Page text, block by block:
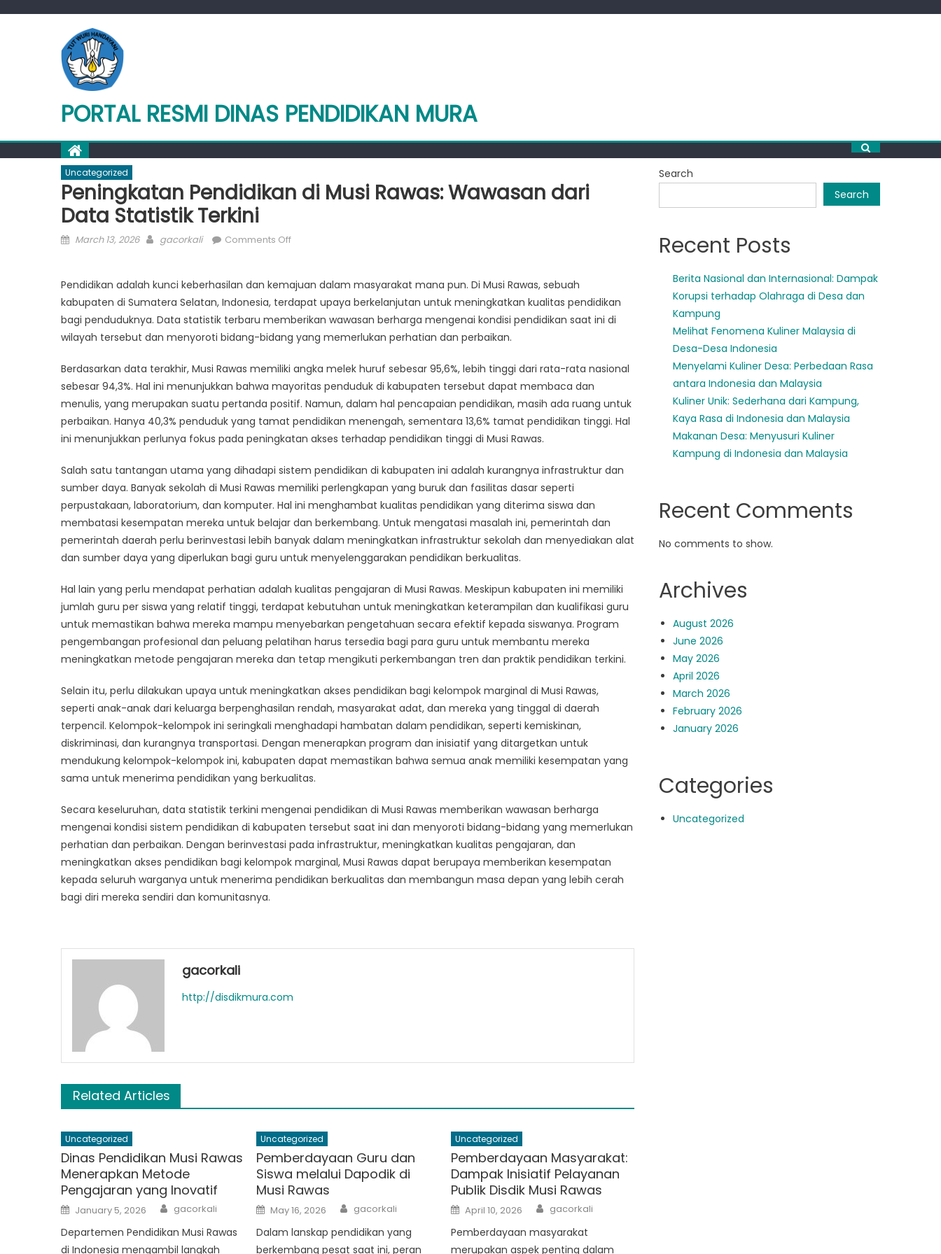
PORTAL RESMI DINAS PENDIDIKAN MURA
Uncategorized
Peningkatan Pendidikan di Musi Rawas: Wawasan dari
Data Statistik Terkini
Posted
March 13, 2026 Author
gacorkali Comments Offon
di
Musi
Rawas:
Wawasan
Data
Statistik
Terkini
Pendidikan adalah kunci keberhasilan dan kemajuan dalam masyarakat mana pun. Di Musi Rawas, sebuah
kabupaten di Sumatera Selatan, Indonesia, terdapat upaya berkelanjutan untuk meningkatkan kualitas pendidikan
bagi penduduknya. Data statistik terbaru memberikan wawasan berharga mengenai kondisi pendidikan saat ini di
wilayah tersebut dan menyoroti bidang-bidang yang memerlukan perhatian dan perbaikan.
Berdasarkan data terakhir, Musi Rawas memiliki angka melek huruf sebesar 95,6%, lebih tinggi dari rata-rata nasional
sebesar 94,3%. Hal ini menunjukkan bahwa mayoritas penduduk di kabupaten tersebut dapat membaca dan
menulis, yang merupakan suatu pertanda positif. Namun, dalam hal pencapaian pendidikan, masih ada ruang untuk
perbaikan. Hanya 40,3% penduduk yang tamat pendidikan menengah, sementara 13,6% tamat pendidikan tinggi. Hal
ini menunjukkan perlunya fokus pada peningkatan akses terhadap pendidikan tinggi di Musi Rawas.
Salah satu tantangan utama yang dihadapi sistem pendidikan di kabupaten ini adalah kurangnya infrastruktur dan
sumber daya. Banyak sekolah di Musi Rawas memiliki perlengkapan yang buruk dan fasilitas dasar seperti
perpustakaan, laboratorium, dan komputer. Hal ini menghambat kualitas pendidikan yang diterima siswa dan
membatasi kesempatan mereka untuk belajar dan berkembang. Untuk mengatasi masalah ini, pemerintah dan
pemerintah daerah perlu berinvestasi lebih banyak dalam meningkatkan infrastruktur sekolah dan menyediakan alat
dan sumber daya yang diperlukan bagi guru untuk menyelenggarakan pendidikan berkualitas.
Hal lain yang perlu mendapat perhatian adalah kualitas pengajaran di Musi Rawas. Meskipun kabupaten ini memiliki
jumlah guru per siswa yang relatif tinggi, terdapat kebutuhan untuk meningkatkan keterampilan dan kualifikasi guru
untuk memastikan bahwa mereka mampu menyebarkan pengetahuan secara efektif kepada siswanya. Program
pengembangan profesional dan peluang pelatihan harus tersedia bagi para guru untuk membantu mereka
meningkatkan metode pengajaran mereka dan tetap mengikuti perkembangan tren dan praktik pendidikan terkini.
Selain itu, perlu dilakukan upaya untuk meningkatkan akses pendidikan bagi kelompok marginal di Musi Rawas,
seperti anak-anak dari keluarga berpenghasilan rendah, masyarakat adat, dan mereka yang tinggal di daerah
terpencil. Kelompok-kelompok ini seringkali menghadapi hambatan dalam pendidikan, seperti kemiskinan,
diskriminasi, dan kurangnya transportasi. Dengan menerapkan program dan inisiatif yang ditargetkan untuk
mendukung kelompok-kelompok ini, kabupaten dapat memastikan bahwa semua anak memiliki kesempatan yang
sama untuk menerima pendidikan yang berkualitas.
Secara keseluruhan, data statistik terkini mengenai pendidikan di Musi Rawas memberikan wawasan berharga
mengenai kondisi sistem pendidikan di kabupaten tersebut saat ini dan menyoroti bidang-bidang yang memerlukan
perhatian dan perbaikan. Dengan berinvestasi pada infrastruktur, meningkatkan kualitas pengajaran, dan
meningkatkan akses pendidikan bagi kelompok marginal, Musi Rawas dapat berupaya memberikan kesempatan
kepada seluruh warganya untuk menerima pendidikan berkualitas dan membangun masa depan yang lebih cerah
bagi diri mereka sendiri dan komunitasnya.
gacorkali
http://disdikmura.com
Related Articles
Uncategorized
Dinas Pendidikan Musi Rawas
Menerapkan Metode
Pengajaran yang Inovatif
Posted
on
January 5, 2026 Author
gacorkali
Departemen Pendidikan Musi Rawas
di Indonesia mengambil langkah
Uncategorized
Pemberdayaan Guru dan
Siswa melalui Dapodik di
Musi Rawas
Posted
on
May 16, 2026 Author
gacorkali
Dalam lanskap pendidikan yang
berkembang pesat saat ini, peran
Uncategorized
Pemberdayaan Masyarakat:
Dampak Inisiatif Pelayanan
Publik Disdik Musi Rawas
Posted
on
April 10, 2026 Author
gacorkali
Pemberdayaan masyarakat
merupakan aspek penting dalam
Search
Search
Recent Posts
Berita Nasional dan Internasional: Dampak
Korupsi terhadap Olahraga di Desa dan
Kampung
Melihat Fenomena Kuliner Malaysia di
Desa-Desa Indonesia
Menyelami Kuliner Desa: Perbedaan Rasa
antara Indonesia dan Malaysia
Kuliner Unik: Sederhana dari Kampung,
Kaya Rasa di Indonesia dan Malaysia
Makanan Desa: Menyusuri Kuliner
Kampung di Indonesia dan Malaysia
Recent Comments
No comments to show.
Archives
August 2026
June 2026
May 2026
April 2026
March 2026
February 2026
January 2026
Categories
Uncategorized